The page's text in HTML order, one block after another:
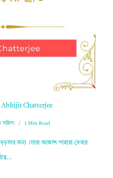
Abhijit Chatterjee
1 Min Read
জন্য ।সারা আকাশ পাহারা দেবার